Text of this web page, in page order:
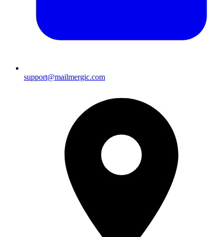
support@mailmergic.com